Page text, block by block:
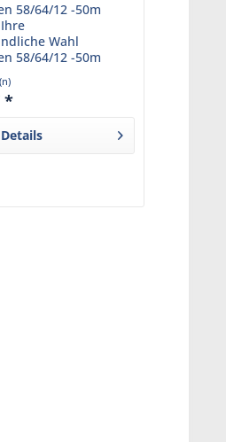
58/64/12 -50m
Wahl
58/64/12 -50m
eine
Wahl für alle, die
und
sind...
*
Details